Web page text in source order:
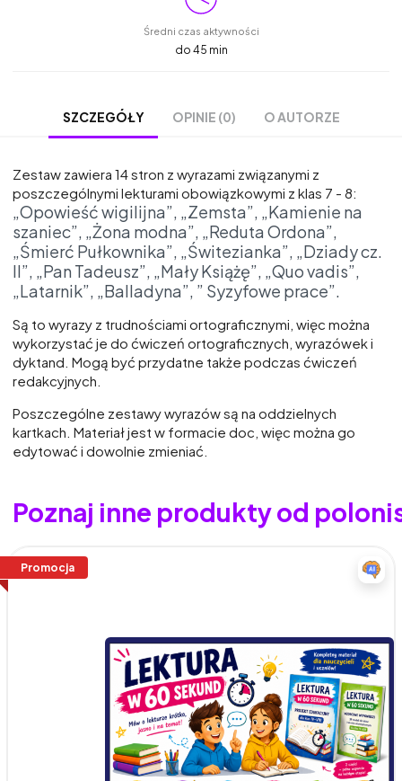
Średni czas aktywności
do 45 min
SZCZEGÓŁY OPINIE (0) O AUTORZE
Zestaw zawiera 14 stron z wyrazami związanymi z
poszczególnymi lekturami obowiązkowymi z klas 7 - 8:
„Opowieść wigilijna”, „Zemsta”, „Kamienie na
szaniec”, „Żona modna”, „Reduta Ordona”,
„Śmierć Pułkownika”, „Świtezianka”, „Dziady cz.
II”, „Pan Tadeusz”, „Mały Książę”, „Quo vadis”,
„Latarnik”, „Balladyna”, ” Syzyfowe prace”.
Są to wyrazy z trudnościami ortograficznymi, więc można
wykorzystać je do ćwiczeń ortograficznych, wyrazówek i
dyktand. Mogą być przydatne także podczas ćwiczeń
redakcyjnych.
Poszczególne zestawy wyrazów są na oddzielnych
kartkach. Materiał jest w formacie doc, więc można go
edytować i dowolnie zmieniać.
Poznaj inne produkty od
Promocja